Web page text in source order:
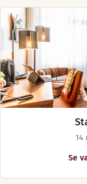
14
Se